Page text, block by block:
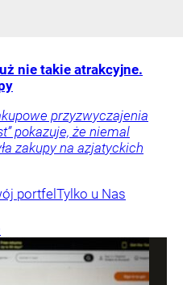
nie takie atrakcyjne.
przyzwyczajenia
pokazuje, że niemal
zakupy na azjatyckich
portfelTylko u Nas